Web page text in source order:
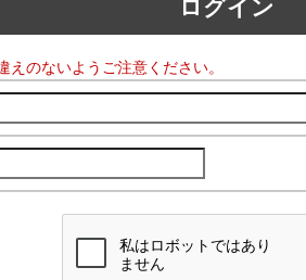
ログイン
のないようご注意ください。